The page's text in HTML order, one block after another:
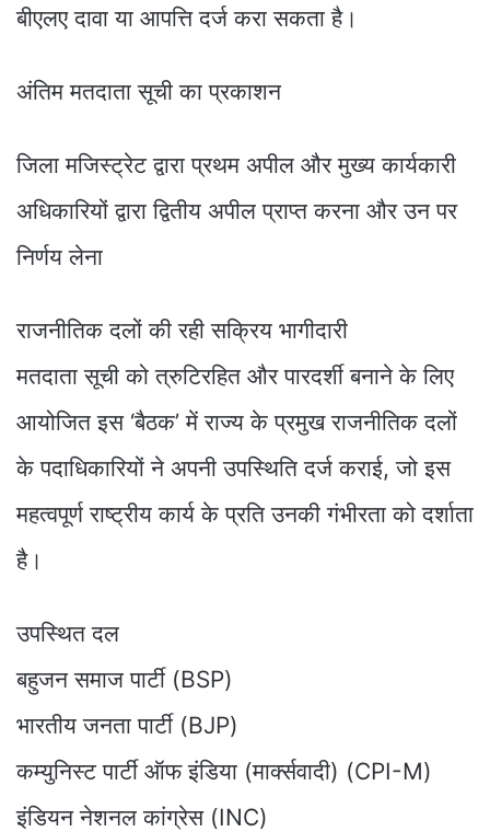
बीएलए दावा या आपत्ति दर्ज करा सकता है।
अंतिम मतदाता सूची का प्रकाशन
जिला मजिस्ट्रेट द्वारा प्रथम अपील और मुख्य कार्यकारी
अधिकारियों द्वारा द्वितीय अपील प्राप्त करना और उन पर
निर्णय लेना
राजनीतिक दलों की रही सक्रिय भागीदारी
मतदाता सूची को त्रुटिरहित और पारदर्शी बनाने के लिए
आयोजित इस ‘बैठक’ में राज्य के प्रमुख राजनीतिक दलों
के पदाधिकारियों ने अपनी उपस्थिति दर्ज कराई, जो इस
महत्वपूर्ण राष्ट्रीय कार्य के प्रति उनकी गंभीरता को दर्शाता
है।
उपस्थित दल
बहुजन समाज पार्टी (BSP)
भारतीय जनता पार्टी (BJP)
कम्युनिस्ट पार्टी ऑफ इंडिया (मार्क्सवादी) (CPI-M)
इंडियन नेशनल कांग्रेस (INC)